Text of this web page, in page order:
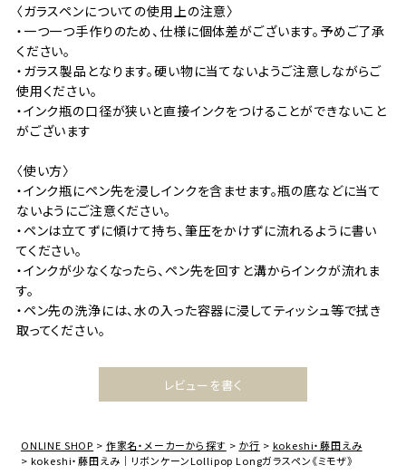
〈ガラスペンについての使用上の注意〉
・一つ一つ手作りのため、仕様に個体差がございます。予めご了承
ください。
・ガラス製品となります。硬い物に当てないようご注意しながらご
使用ください。
・インク瓶の口径が狭いと直接インクをつけることができないこと
がございます
〈使い方〉
・インク瓶にペン先を浸しインクを含ませます。瓶の底などに当て
ないようにご注意ください。
・ペンは立てずに傾けて持ち、筆圧をかけずに流れるように書い
てください。
・インクが少なくなったら、ペン先を回すと溝からインクが流れま
す。
・ペン先の洗浄には、水の入った容器に浸してティッシュ等で拭き
取ってください。
レビューを書く
ONLINE SHOP 作家名・メーカーから探す か行
kokeshi・藤田えみ
kokeshi・藤田えみ｜リボンケーンLollipop Longガラスペン《ミモザ》